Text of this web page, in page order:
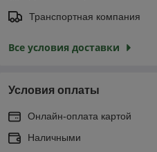
Транспортная компания
Все условия доставки
Условия оплаты
Онлайн-оплата картой
Наличными